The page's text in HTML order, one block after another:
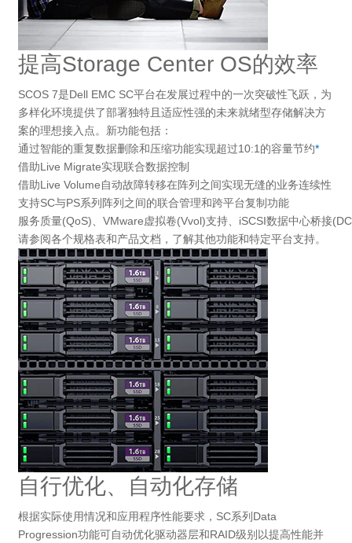
提高Storage Center OS的效率
SCOS 7是Dell EMC SC平台在发展过程中的一次突破性飞跃，为
多样化环境提供了部署独特且适应性强的未来就绪型存储解决方
案的理想接入点。新功能包括：
通过智能的重复数据删除和压缩功能实现超过10:1的容量节约*
借助Live Migrate实现联合数据控制
借助Live Volume自动故障转移在阵列之间实现无缝的业务连续性
支持SC与PS系列阵列之间的联合管理和跨平台复制功能
服务质量(QoS)、VMware虚拟卷(Vvol)支持、iSCSI数据中心桥接
请参阅各个规格表和产品文档，了解其他功能和特定平台支持。
自行优化、自动化存储
根据实际使用情况和应用程序性能要求，SC系列Data
Progression功能可自动优化驱动器层和RAID级别以提高性能并